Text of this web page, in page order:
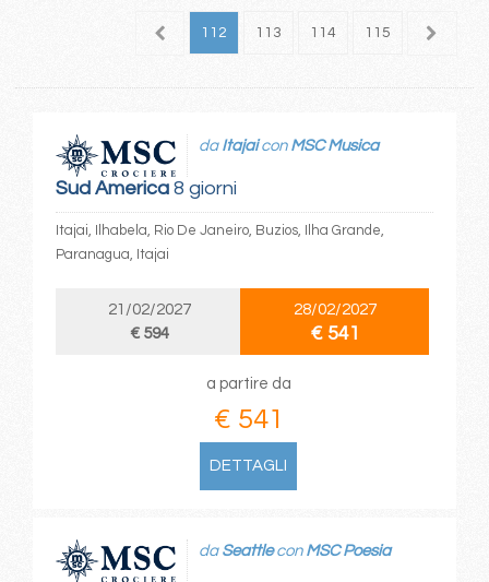
111 112 113 114 115 116
Sud America8 giorni
da Itajaicon MSC Musica
Itajai, Ilhabela, Rio De Janeiro, Buzios, Ilha Grande,
Paranagua, Itajai
21/02/2027
€ 594
28/02/2027
€ 541
a partire da
€ 541
DETTAGLI
da Seattlecon MSC Poesia